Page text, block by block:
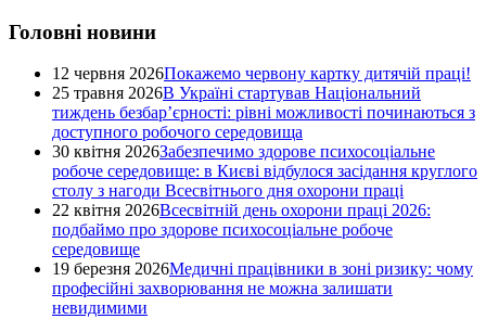
Головні новини
12 червня 2026Покажемо червону картку дитячій праці!
25 травня 2026В Україні стартував Національний
тиждень безбар’єрності: рівні можливості починаються з
доступного робочого середовища
30 квітня 2026Забезпечимо здорове психосоціальне
робоче середовище: в Києві відбулося засідання круглого
столу з нагоди Всесвітнього дня охорони праці
22 квітня 2026Всесвітній день охорони праці 2026:
подбаймо про здорове психосоціальне робоче
середовище
19 березня 2026Медичні працівники в зоні ризику: чому
професійні захворювання не можна залишати
невидимими